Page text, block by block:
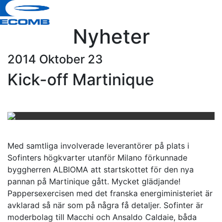
Nyheter
2014 Oktober 23
Kick-off Martinique
Med samtliga involverade leverantörer på plats i
Sofinters högkvarter utanför Milano förkunnade
byggherren ALBIOMA att startskottet för den nya
pannan på Martinique gått. Mycket glädjande!
Pappersexercisen med det franska energiministeriet är
avklarad så när som på några få detaljer. Sofinter är
moderbolag till Macchi och Ansaldo Caldaie, båda